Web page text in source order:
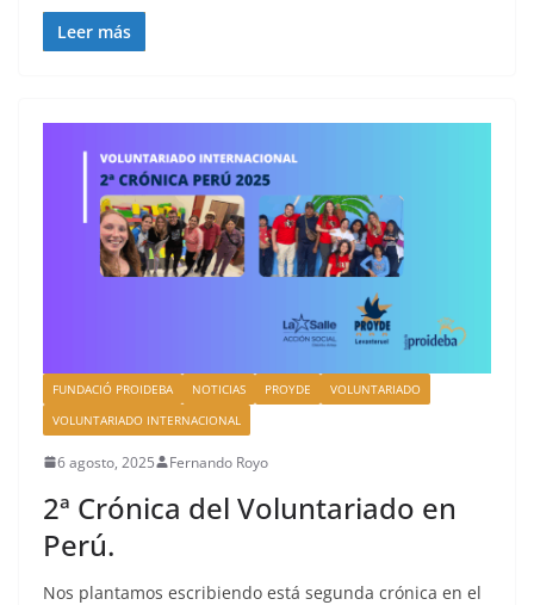
Leer más
FUNDACIÓ PROIDEBA NOTICIAS PROYDE
VOLUNTARIADO
VOLUNTARIADO INTERNACIONAL
6 agosto, 2025 Fernando Royo
2ª Crónica del Voluntariado en
Perú.
Nos plantamos escribiendo está segunda crónica en el